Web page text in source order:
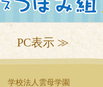
PC表示 ≫
学校法人雲母学園